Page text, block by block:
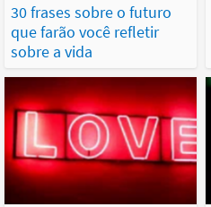
30 frases sobre o futuro
que farão você refletir
sobre a vida